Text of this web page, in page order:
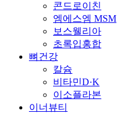
콘드로이친
엠에스엠 MSM
보스웰리아
초록입홍합
뼈건강
칼슘
비타민D·K
이소플라본
이너뷰티